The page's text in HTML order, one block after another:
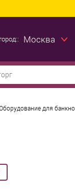
Москва
для